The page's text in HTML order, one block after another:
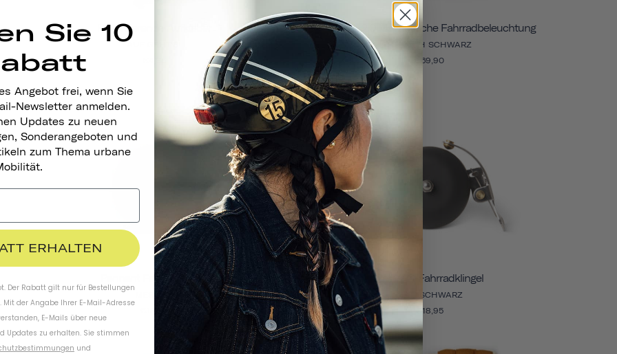
Reflektierende Aufkleber
AUF GEHT'S!
Traveler 2.0 Magnetische Fahrradbeleuchtung
STEALTH SCHWARZ
€69,90
Pennant Fahrradklingel Pennant Fahrradklingel
MATTSCHWARZ
€18,95
Sie 10
Angebot frei, wenn Sie
Newsletter anmelden.
Updates zu neuen
Sonderangeboten und
zum Thema urbane
ERHALTEN
Der Rabatt gilt nur für Bestellungen
Mit der Angabe Ihrer E-Mail-Adresse
E-Mails über neue
Updates zu erhalten. Sie stimmen
und